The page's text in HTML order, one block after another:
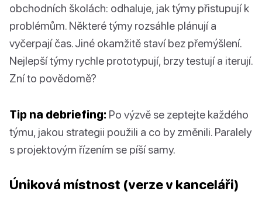
obchodních školách: odhaluje, jak týmy přistupují k
problémům. Některé týmy rozsáhle plánují a
vyčerpají čas. Jiné okamžitě staví bez přemýšlení.
Nejlepší týmy rychle prototypují, brzy testují a iterují.
Zní to povědomě?
Tip na debriefing: Po výzvě se zeptejte každého
týmu, jakou strategii použili a co by změnili. Paralely
s projektovým řízením se píší samy.
Úniková místnost (verze v kanceláři)